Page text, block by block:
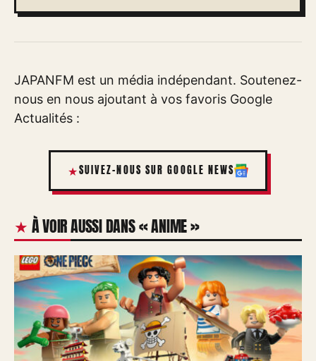
JAPANFM est un média indépendant. Soutenez-
nous en nous ajoutant à vos favoris Google
Actualités :
SUIVEZ-NOUS SUR GOOGLE NEWS
À VOIR AUSSI DANS « ANIME »